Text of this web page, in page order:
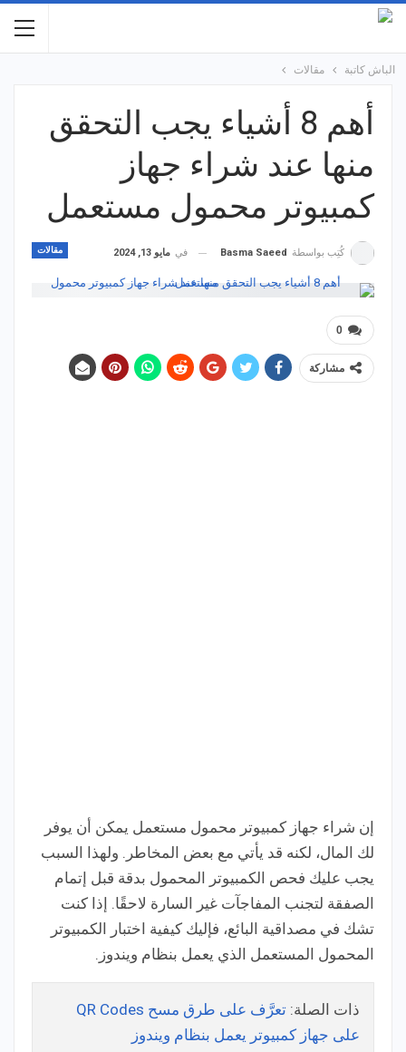
الباش كاتبة مقالات
أهم 8 أشياء يجب التحقق
منها عند شراء جهاز
كمبيوتر محمول مستعمل
مقالات كُتِب بواسطة Basma Saeed في مايو 13, 2024
0
مشاركة
إن شراء جهاز كمبيوتر محمول مستعمل يمكن أن يوفر
لك المال، لكنه قد يأتي مع بعض المخاطر. ولهذا السبب
يجب عليك فحص الكمبيوتر المحمول بدقة قبل إتمام
الصفقة لتجنب المفاجآت غير السارة لاحقًا. إذا كنت
تشك في مصداقية البائع، فإليك كيفية اختبار الكمبيوتر
المحمول المستعمل الذي يعمل بنظام ويندوز.
ذات الصلة:
تعرَّف على طرق مسح QR Codes
على جهاز كمبيوتر يعمل بنظام ويندوز